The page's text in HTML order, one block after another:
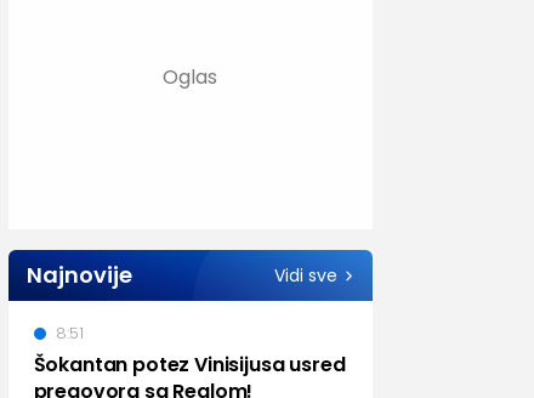
Najnovije Vidi sve
Šokantan potez Vinisijusa usred
pregovora sa Realom!
8:51